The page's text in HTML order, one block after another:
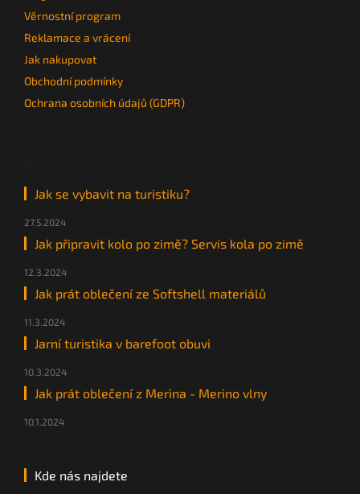
Věrnostní program
Reklamace a vrácení
Jak nakupovat
Obchodní podmínky
Ochrana osobních údajů (GDPR)
Jak se vybavit na turistiku?
27.5.2024
Jak připravit kolo po zimě? Servis kola po zimě
12.3.2024
Jak prát oblečení ze Softshell materiálů
11.3.2024
Jarní turistika v barefoot obuvi
10.3.2024
Jak prát oblečení z Merina - Merino vlny
10.1.2024
Kde nás najdete